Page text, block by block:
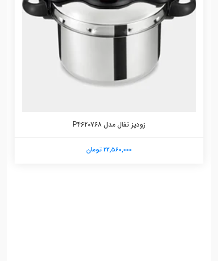
زودپز تفال مدل P4620768
22,560,000 تومان